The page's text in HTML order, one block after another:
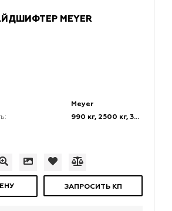
MEYER
Meyer
990 кг, 2500 кг, 3500 кг, 4900 кг
ЗАПРОСИТЬ КП